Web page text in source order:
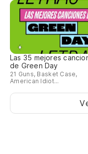
Las 35 mejores
de Green Day
21 Guns, Basket Case,
American Idiot...